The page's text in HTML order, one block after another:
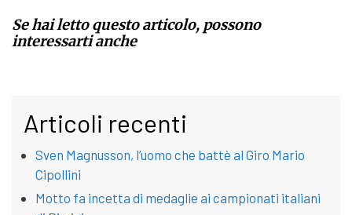
Se hai letto questo articolo, possono
interessarti anche
Articoli recenti
Sven Magnusson, l’uomo che battè al Giro Mario
Cipollini
Motto fa incetta di medaglie ai campionati italiani